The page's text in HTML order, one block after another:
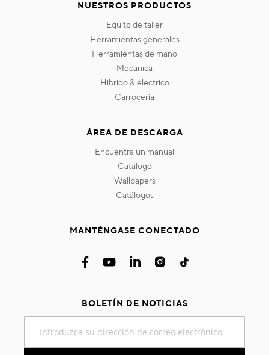
NUESTROS PRODUCTOS
equito de taller
herramientas generales
herramientas de mano
mecanica
hibrido & electrico
carroceria
ÁREA DE DESCARGA
encuentra un manual
catálogo
wallpapers
catálogos
MANTÉNGASE CONECTADO
BOLETÍN DE NOTICIAS
nuestro